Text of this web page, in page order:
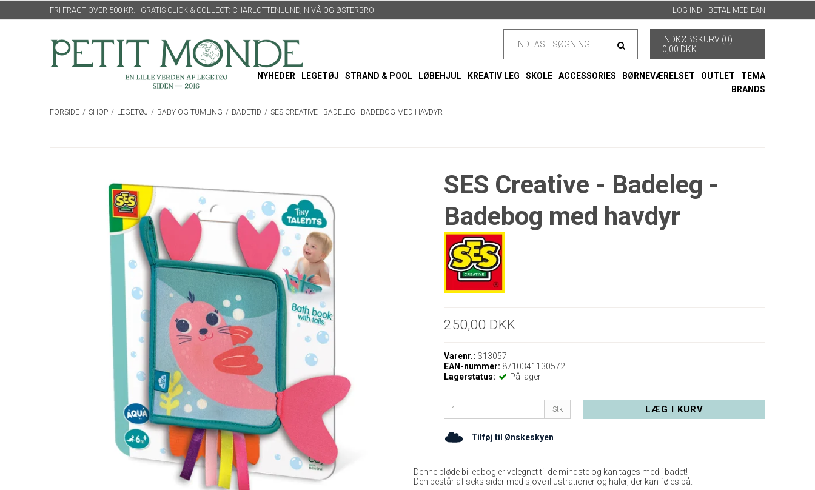
FRI FRAGT OVER 500 KR. | GRATIS CLICK & COLLECT: CHARLOTTENLUND, NIVÅ OG ØSTERBRO LOG IND BETAL MED EAN
INDKØBSKURV (0)
0,00 DKK
NYHEDER LEGETØJ STRAND & POOL LØBEHJUL KREATIV LEG SKOLE ACCESSORIES BØRNEVÆRELSET OUTLET
TEMA
BRANDS
FORSIDE / SHOP / LEGETØJ / BABY OG TUMLING / BADETID / SES CREATIVE - BADELEG - BADEBOG MED HAVDYR
SES Creative - Badeleg -
Badebog med havdyr
250,00 DKK
Varenr.: S13057
EAN-nummer: 8710341130572
Lagerstatus:
På lager
Stk LÆG I KURV
Tilføj til Ønskeskyen
Denne bløde billedbog er velegnet til de mindste og kan tages med i badet!
Den består af seks sider med sjove illustrationer og haler, der kan føles på.